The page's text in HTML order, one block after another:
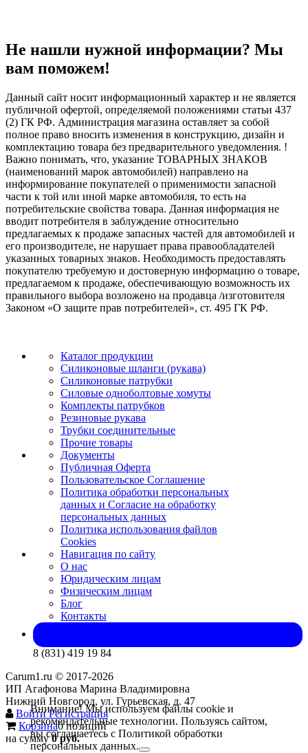
Не нашли нужной информации? Мы
вам поможем!
Данный сайт носит информационный характер и не является
публичной офертой, определяемой положениями статьи 437
(2) ГК РФ. Администрация магазина оставляет за собой
полное право вносить изменения в конструкцию, дизайн и
комплектацию товара без предварительного уведомления. !
Важно понимать, что, указание ТОВАРНЫХ ЗНАКОВ
(наименований марок автомобилей) направлено на
информирование покупателей о применимости запасной
части к той или иной марке автомобиля, то есть на
потребительские свойства товара. Данная информация не
вводит потребителя в заблуждение относительно
предлагаемых к продаже запасных частей для автомобилей и
его производителе, не нарушает права правообладателей
указанных товарных знаков. Необходимость предоставлять
покупателю требуемую и достоверную информацию о товаре,
предлагаемом к продаже, обеспечивающую возможность их
правильного выбора возложено на продавца /изготовителя
Законом «О защите прав потребителей», ст. 495 ГК РФ.
Каталог продукции
Силиконовые шланги (рукава)
Силиконовые патрубки
Силовые одноболтовые хомуты
Комплекты патрубков
Резиновые рукава
Трубки соединительные
Прочие товары
Документы
Публичная Оферта
Пользовательское Соглашение
Политика обработки персональных
данных и Согласие на обработку
персональных данных
Политика использования файлов
Cookies
Навигация по сайту
О нас
Юридическим лицам
Физическим лицам
Блог
Контакты
8 (831) 419 19 84
Carum1.ru © 2017-2026
ИП Агафонова Марина Владимировна
Нижний Новгород, ул. Гурьевская, д. 47
ВойтиРегистрация
Корзина0 позиций
на сумму0 руб.
Внимание! Мы используем файлы cookie и
рекомендательные технологии. Пользуясь сайтом,
вы соглашаетесь с Политикой обработки
персональных данных.